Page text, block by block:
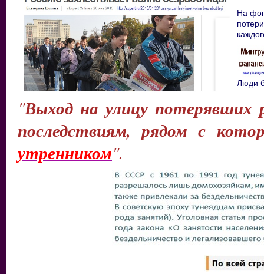
На
Люди
"Выход на улицу потерявших
последствиям, рядом с
утренником".